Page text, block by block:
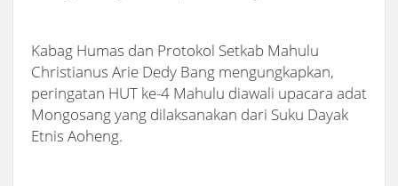
Kabag Humas dan Protokol Setkab Mahulu
Christianus Arie Dedy Bang mengungkapkan,
peringatan HUT ke-4 Mahulu diawali upacara adat
Mongosang yang dilaksanakan dari Suku Dayak
Etnis Aoheng.